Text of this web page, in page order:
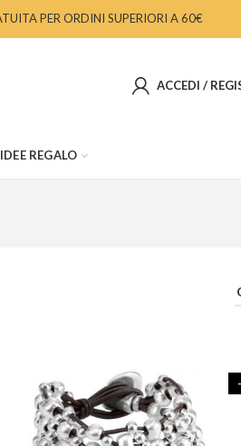
PER ORDINI SUPERIORI A 60€
ACCEDI /
REGALO